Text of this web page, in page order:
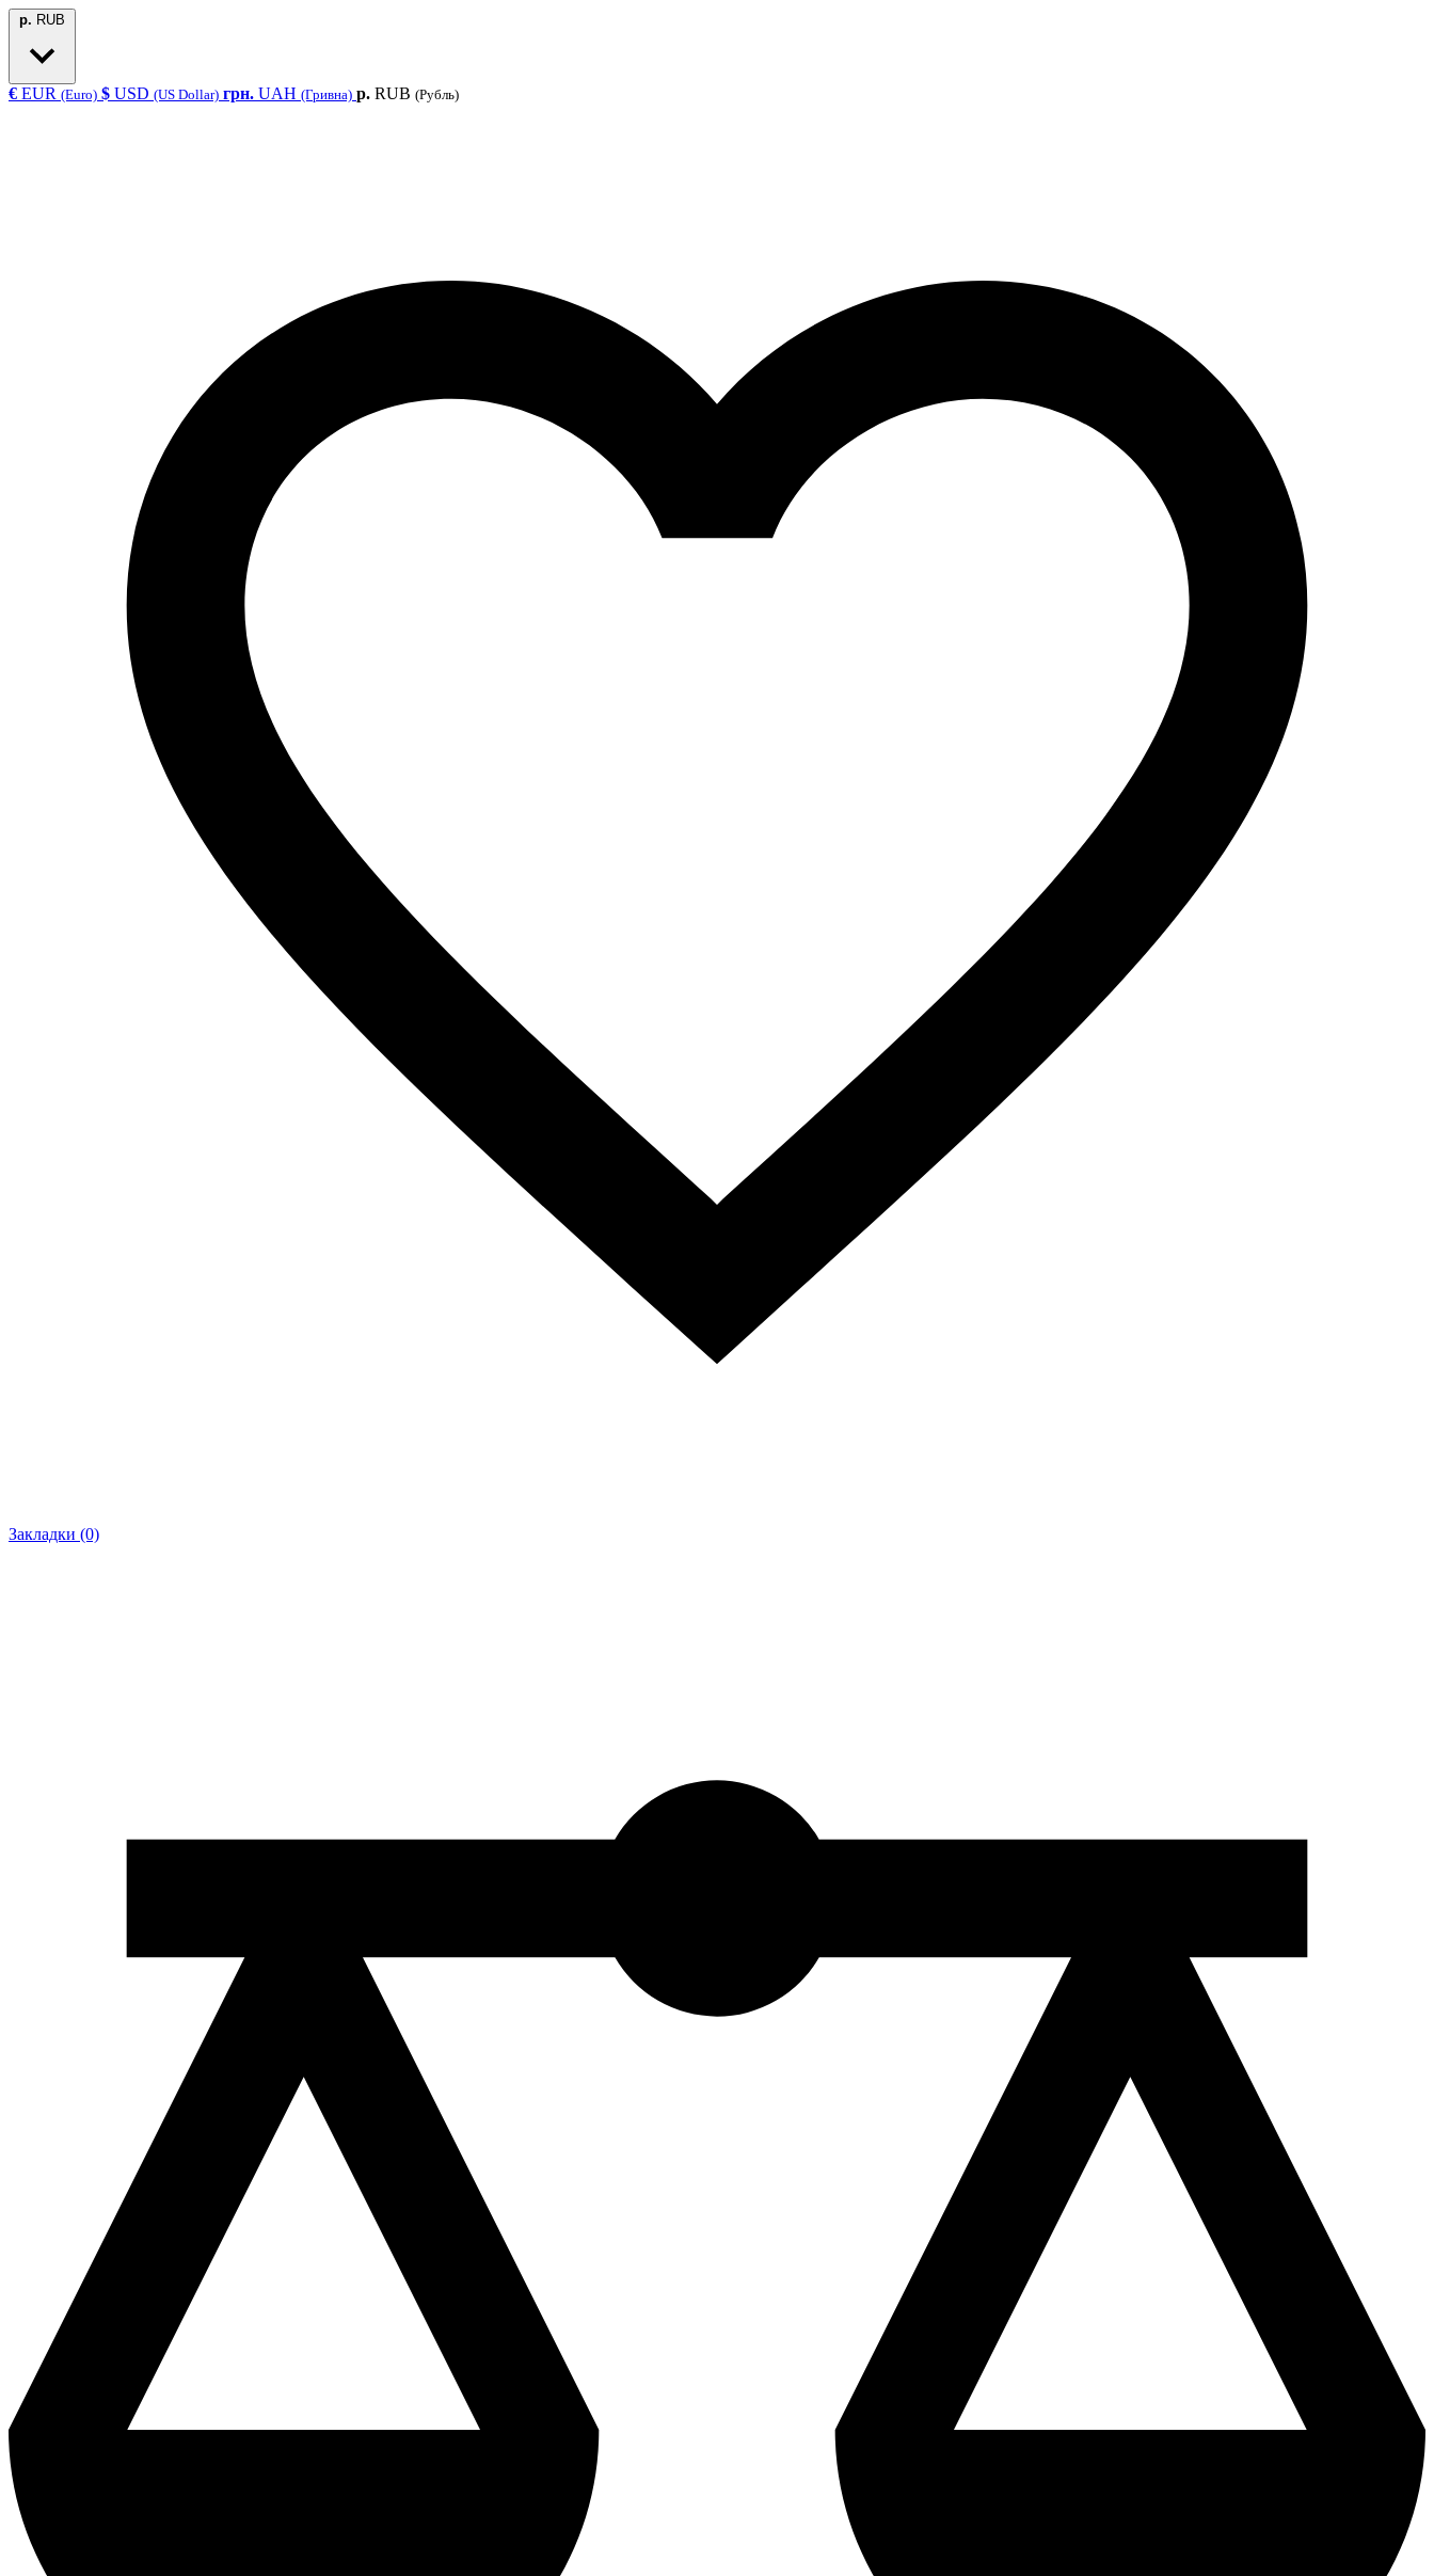
р. RUB
€ EUR (Euro) $ USD (US Dollar) грн. UAH (Гривна) р. RUB (Рубль)
Закладки (0)